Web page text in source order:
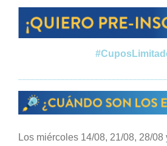
Los miércoles 14/08, 21/08, 28/08